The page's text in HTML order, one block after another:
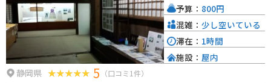
静岡県 5 （口コミ1件）
予算： 800円
混雑： 少し空いている
滞在： 1時間
施設： 屋内